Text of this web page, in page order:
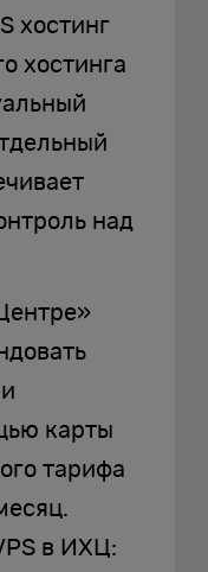
хостинг
хостинга
над
карты
тарифа
в ИХЦ: